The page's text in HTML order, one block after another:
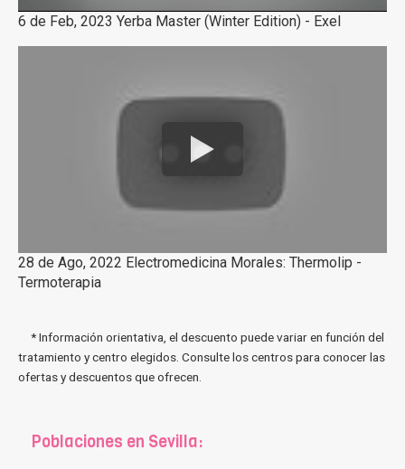
6 de Feb, 2023 Yerba Master (Winter Edition) - Exel
28 de Ago, 2022 Electromedicina Morales: Thermolip -
Termoterapia
* Información orientativa, el descuento puede variar en función del
tratamiento y centro elegidos. Consulte los centros para conocer las
ofertas y descuentos que ofrecen.
Poblaciones en Sevilla: